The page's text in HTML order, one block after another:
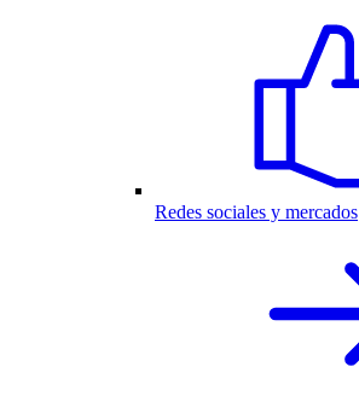
Redes sociales y mercados